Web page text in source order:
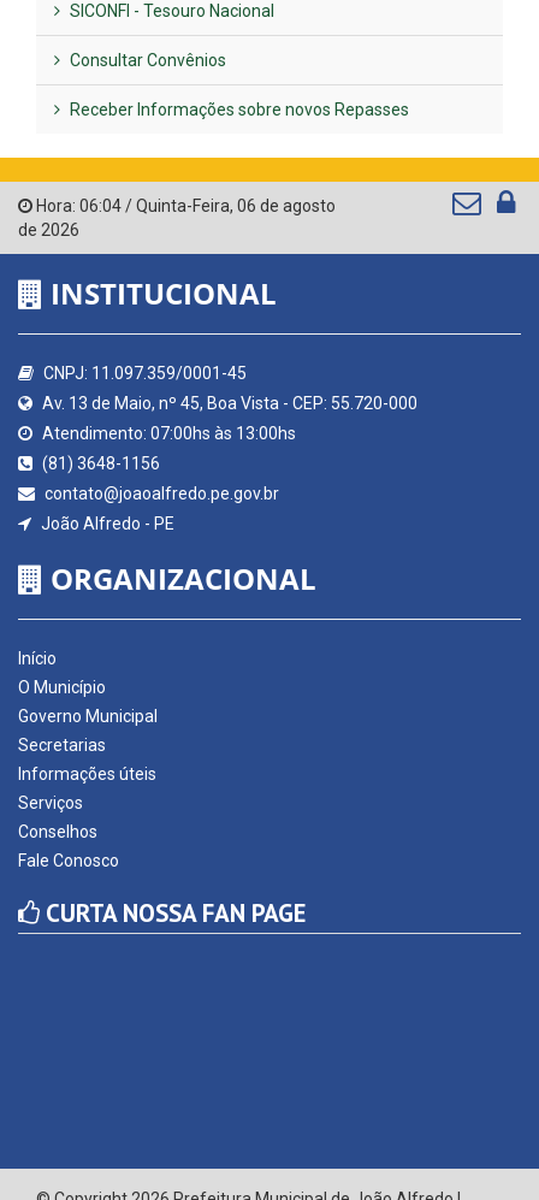
SICONFI - Tesouro Nacional
Consultar Convênios
Receber Informações sobre novos Repasses
Hora: 06:04/Quinta-Feira, 06 de agosto
de 2026
INSTITUCIONAL
CNPJ: 11.097.359/0001-45
Av. 13 de Maio, nº 45, Boa Vista - CEP: 55.720-000
Atendimento: 07:00hs às 13:00hs
(81) 3648-1156
contato@joaoalfredo.pe.gov.br
João Alfredo - PE
ORGANIZACIONAL
Início
O Município
Governo Municipal
Secretarias
Informações úteis
Serviços
Conselhos
Fale Conosco
CURTA NOSSA FAN PAGE